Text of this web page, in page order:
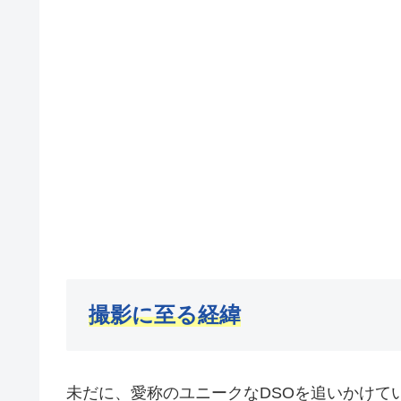
撮影に至る経緯
未だに、愛称のユニークなDSOを追いかけて